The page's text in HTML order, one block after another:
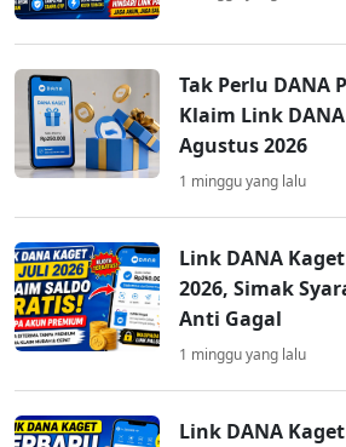
Tak Perlu DANA
Klaim Link
Agustus 2026
1 minggu yang lalu
Link DANA
2026, Simak
Anti Gagal
1 minggu yang lalu
Link DANA